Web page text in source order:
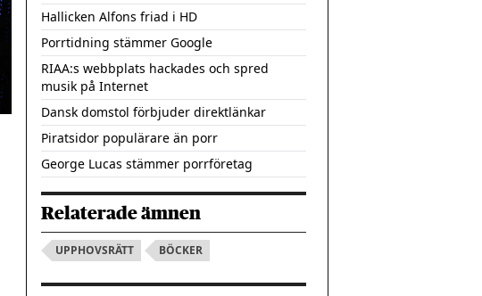
Hallicken Alfons friad i HD
Porrtidning stämmer Google
RIAA:s webbplats hackades och spred
musik på Internet
Dansk domstol förbjuder direktlänkar
Piratsidor populärare än porr
George Lucas stämmer porrföretag
Relaterade ämnen
UPPHOVSRÄTT BÖCKER